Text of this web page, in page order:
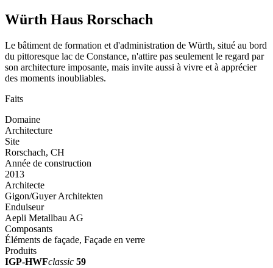
Würth Haus Rorschach
Le bâtiment de formation et d'administration de Würth, situé au bord
du pittoresque lac de Constance, n'attire pas seulement le regard par
son architecture imposante, mais invite aussi à vivre et à apprécier
des moments inoubliables.
Faits
Domaine
Architecture
Site
Rorschach, CH
Année de construction
2013
Architecte
Gigon/Guyer Architekten
Enduiseur
Aepli Metallbau AG
Composants
Éléments de façade, Façade en verre
Produits
IGP-HWFclassic 59